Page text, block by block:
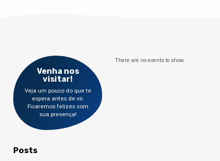
Venha nos
visitar!
Veja um pouco do que te
espera antes de vir.
Ficaremos felizes com
sua presença!
There are no events to show.
Posts